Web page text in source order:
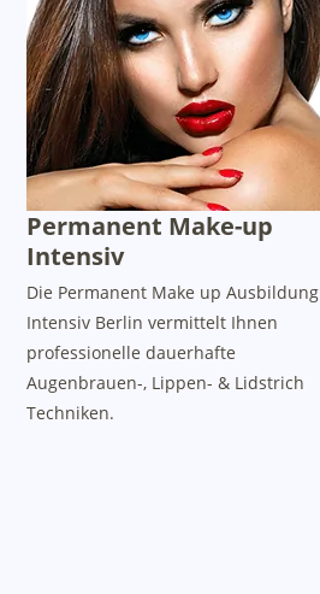
Permanent Make-up
Intensiv
Die Permanent Make up Ausbildung
Intensiv Berlin vermittelt Ihnen
professionelle dauerhafte
Augenbrauen-, Lippen- & Lidstrich
Techniken.